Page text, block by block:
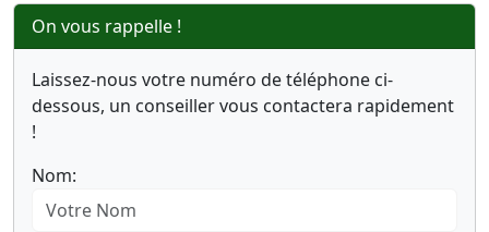
On vous rappelle !
Laissez-nous votre numéro de téléphone ci-
dessous, un conseiller vous contactera rapidement
!
Nom: